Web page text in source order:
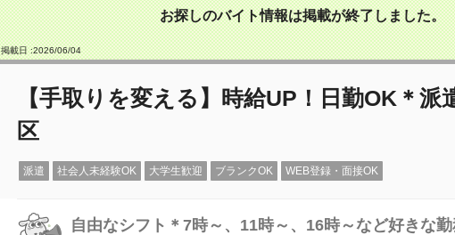
お探しのバイト情報は掲載が終了しました。
掲載日 :2026/06/04
【手取りを変える】時給UP！日勤OK＊派
区
派遣 社会人未経験OK 大学生歓迎 ブランクOK WEB登録・面接OK
自由なシフト＊7時～、11時～、16時～など好きな